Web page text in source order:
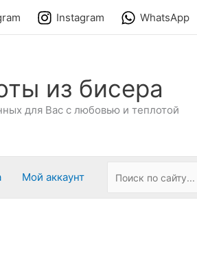
Instagram WhatsApp
из бисера
для Вас с любовью и теплотой
Мой аккаунт